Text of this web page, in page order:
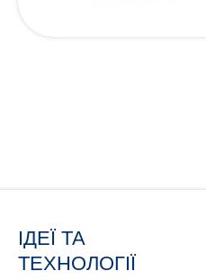
ІДЕЇ ТА
ТЕХНОЛОГІЇ